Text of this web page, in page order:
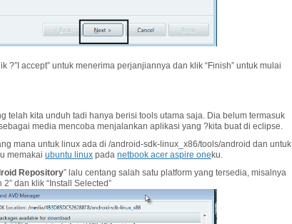
?”I accept” untuk menerima perjanjiannya dan klik “Finish” untuk mulai
telah kita unduh tadi hanya berisi tools utama saja. Dia belum termasuk
media mencoba menjalankan aplikasi yang ?kita buat di eclipse.
mana untuk linux ada di /android-sdk-linux_x86/tools/android dan untuk
memakai ubuntu linux pada netbook acer aspire oneku.
Repository” lalu centang salah satu platform yang tersedia, misalnya
dan klik “Install Selected”